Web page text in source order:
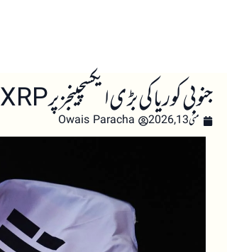
جنوبی کوریا کی بڑی ایکسچینجز پر XRP نے بٹ کوائن اور ایتھر کی تجارت کو پیچھے چھوڑ دیا
مئی 13, 2026 Owais Paracha